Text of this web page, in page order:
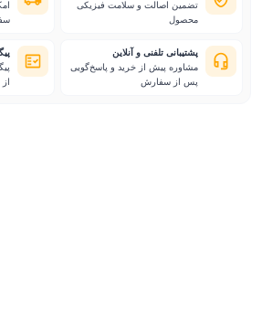
تضمین اصالت و سلامت فیزیکی
محصول
پشتیبانی تلفنی و آنلاین
مشاوره پیش از خرید و پاسخ‌گویی
پس از سفارش